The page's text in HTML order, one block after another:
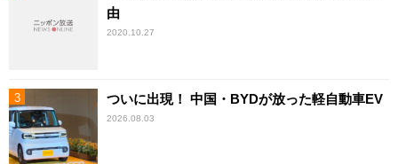
由
2020.10.27
ついに出現！ 中国・BYDが放った軽自動車EV
2026.08.03